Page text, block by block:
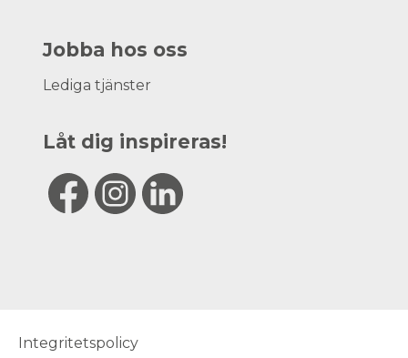
Jobba hos oss
Lediga tjänster
Låt dig inspireras!
Integritetspolicy